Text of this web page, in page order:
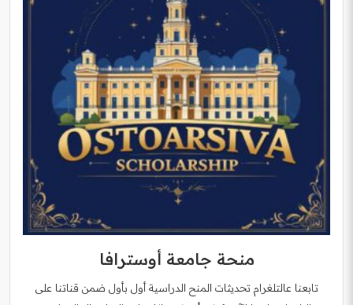
منحة جامعة أوسترافا
تابعنا عالتلغرام تحديثات المنح الدراسية أول بأول ضمن قناتنا على